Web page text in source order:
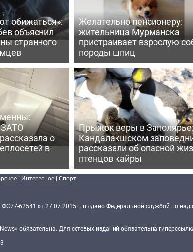
обижаться»:
объяснил
странного
Желательно пенсионеру:
жительница Мурманска
пристраивает взрослую
породы шпиц
ЗАТО
о
в
Прыжок веры в
Кандалакшском
рассказали об опасной
птенцов кайры
| Интересное | Спорт
62541 от 27.07.2015 г. выдано Федеральной службой по
обязательна. Для сетевых изданий обязательна